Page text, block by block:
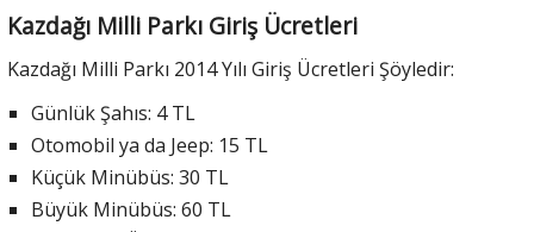
Kazdağı Milli Parkı Giriş Ücretleri
Kazdağı Milli Parkı 2014 Yılı Giriş Ücretleri Şöyledir:
Günlük Şahıs: 4 TL
Otomobil ya da Jeep: 15 TL
Küçük Minübüs: 30 TL
Büyük Minübüs: 60 TL